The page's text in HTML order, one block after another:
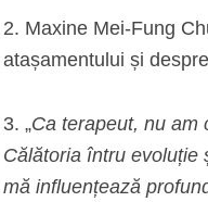
2. Maxine Mei-Fung
atașamentului și
3. „Ca terapeut, nu am
Călătoria întru evoluție
mă influențează